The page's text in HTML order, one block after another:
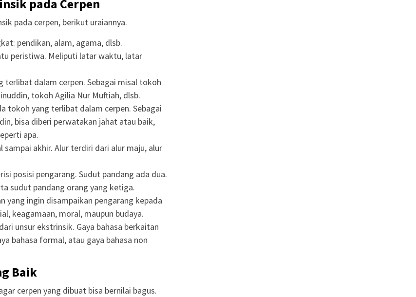
pada Cerpen
pada cerpen, berikut uraiannya.
pendikan, alam, agama, dlsb.
peristiwa. Meliputi latar waktu, latar
terlibat dalam cerpen. Sebagai misal tokoh
tokoh Agilia Nur Muftiah, dlsb.
tokoh yang terlibat dalam cerpen. Sebagai
bisa diberi perwatakan jahat atau baik,
apa.
sampai akhir. Alur terdiri dari alur maju, alur
posisi pengarang. Sudut pandang ada dua.
sudut pandang orang yang ketiga.
yang ingin disampaikan pengarang kepada
keagamaan, moral, maupun budaya.
unsur ekstrinsik. Gaya bahasa berkaitan
bahasa formal, atau gaya bahasa non
Baik
cerpen yang dibuat bisa bernilai bagus.